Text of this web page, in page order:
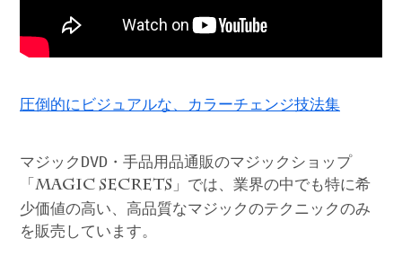
圧倒的にビジュアルな、カラーチェンジ技法集
マジックDVD・手品用品通販のマジックショップ
「 MAGIC SECRETS 」では、業界の中でも特に希
少価値の高い、高品質なマジックのテクニックのみ
を販売しています。